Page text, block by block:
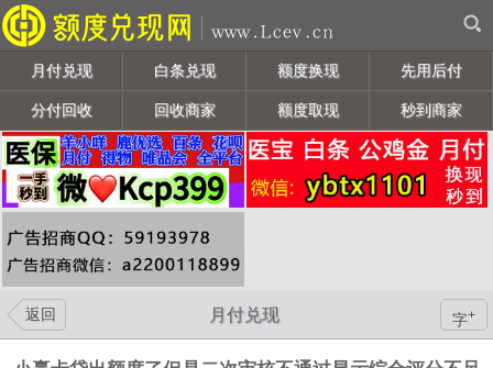
月付兑现 白条兑现 额度换现 先用后付
分付回收 回收商家 额度取现 秒到商家
返回 月付兑现 字+